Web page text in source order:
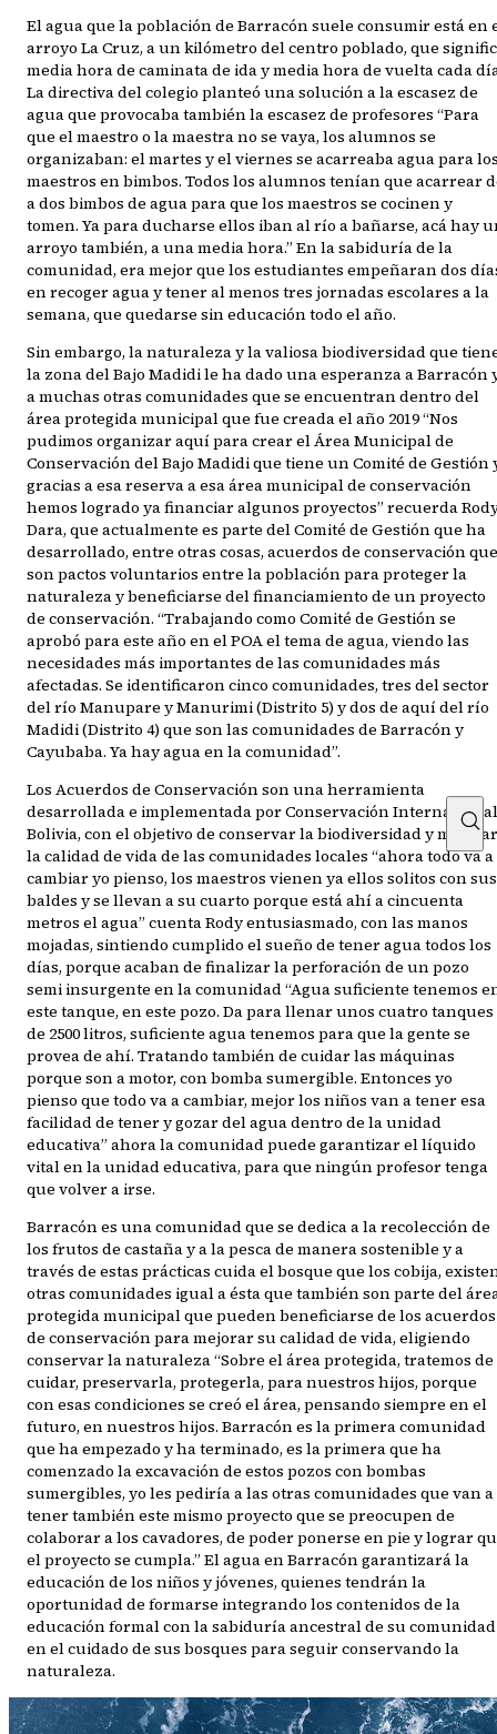
El agua que la población de Barracón suele consumir está en
arroyo La Cruz, a un kilómetro del centro poblado, que
media hora de caminata de ida y media hora de vuelta cada
La directiva del colegio planteó una solución a la escasez de
agua que provocaba también la escasez de profesores “Para
que el maestro o la maestra no se vaya, los alumnos se
organizaban: el martes y el viernes se acarreaba agua para
maestros en bimbos. Todos los alumnos tenían que acarrear
a dos bimbos de agua para que los maestros se cocinen y
tomen. Ya para ducharse ellos iban al río a bañarse, acá hay
arroyo también, a una media hora.” En la sabiduría de la
comunidad, era mejor que los estudiantes empeñaran dos
en recoger agua y tener al menos tres jornadas escolares a la
semana, que quedarse sin educación todo el año.
Sin embargo, la naturaleza y la valiosa biodiversidad que
la zona del Bajo Madidi le ha dado una esperanza a Barracón
a muchas otras comunidades que se encuentran dentro del
área protegida municipal que fue creada el año 2019 “Nos
pudimos organizar aquí para crear el Área Municipal de
Conservación del Bajo Madidi que tiene un Comité de Gestión
gracias a esa reserva a esa área municipal de conservación
hemos logrado ya financiar algunos proyectos” recuerda
Dara, que actualmente es parte del Comité de Gestión que ha
desarrollado, entre otras cosas, acuerdos de conservación que
son pactos voluntarios entre la población para proteger la
naturaleza y beneficiarse del financiamiento de un proyecto
de conservación. “Trabajando como Comité de Gestión se
aprobó para este año en el POA el tema de agua, viendo las
necesidades más importantes de las comunidades más
afectadas. Se identificaron cinco comunidades, tres del sector
del río Manupare y Manurimi (Distrito 5) y dos de aquí del río
Madidi (Distrito 4) que son las comunidades de Barracón y
Cayubaba. Ya hay agua en la comunidad”.
Los Acuerdos de Conservación son una herramienta
desarrollada e implementada por Conservación Internacional
Bolivia, con el objetivo de conservar la biodiversidad y mejorar
la calidad de vida de las comunidades locales “ahora todo va a
cambiar yo pienso, los maestros vienen ya ellos solitos con sus
baldes y se llevan a su cuarto porque está ahí a cincuenta
metros el agua” cuenta Rody entusiasmado, con las manos
mojadas, sintiendo cumplido el sueño de tener agua todos los
días, porque acaban de finalizar la perforación de un pozo
semi insurgente en la comunidad “Agua suficiente tenemos
este tanque, en este pozo. Da para llenar unos cuatro tanques
de 2500 litros, suficiente agua tenemos para que la gente se
provea de ahí. Tratando también de cuidar las máquinas
porque son a motor, con bomba sumergible. Entonces yo
pienso que todo va a cambiar, mejor los niños van a tener esa
facilidad de tener y gozar del agua dentro de la unidad
educativa” ahora la comunidad puede garantizar el líquido
vital en la unidad educativa, para que ningún profesor tenga
que volver a irse.
Barracón es una comunidad que se dedica a la recolección de
los frutos de castaña y a la pesca de manera sostenible y a
través de estas prácticas cuida el bosque que los cobija,
otras comunidades igual a ésta que también son parte del
protegida municipal que pueden beneficiarse de los acuerdos
de conservación para mejorar su calidad de vida, eligiendo
conservar la naturaleza “Sobre el área protegida, tratemos de
cuidar, preservarla, protegerla, para nuestros hijos, porque
con esas condiciones se creó el área, pensando siempre en el
futuro, en nuestros hijos. Barracón es la primera comunidad
que ha empezado y ha terminado, es la primera que ha
comenzado la excavación de estos pozos con bombas
sumergibles, yo les pediría a las otras comunidades que van a
tener también este mismo proyecto que se preocupen de
colaborar a los cavadores, de poder ponerse en pie y lograr
el proyecto se cumpla.” El agua en Barracón garantizará la
educación de los niños y jóvenes, quienes tendrán la
oportunidad de formarse integrando los contenidos de la
educación formal con la sabiduría ancestral de su comunidad
en el cuidado de sus bosques para seguir conservando la
naturaleza.